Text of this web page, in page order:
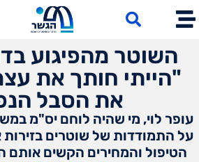
השוטר מהפיגוע
"הייתי חותך את
את הסבל
עופר לוי, מי שהיה לוחם יס"מ
על התמודדות של שוטרים בזירות
הטיפול והמחירים הקשים אותם